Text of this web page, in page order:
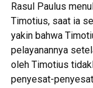
Rasul Paulus
Timotius, saat ia
yakin bahwa
pelayanannya
oleh Timotius
penyesat-